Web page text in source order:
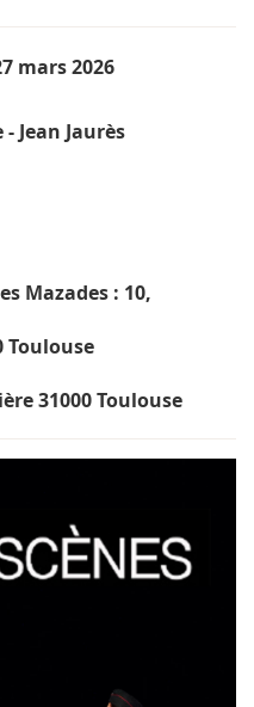
mars 2026
Jean Jaurès
Mazades : 10,
Toulouse
31000 Toulouse